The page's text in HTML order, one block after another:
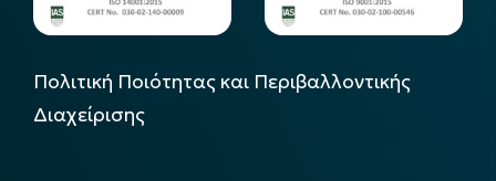
Πολιτική Ποιότητας και Περιβαλλοντικής
Διαχείρισης